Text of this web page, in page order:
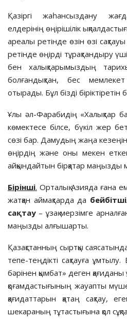
Қазіргі жаһансыздану
елдерінің өңірі­ші­­­лік
ареалы ретінде өзін өзі
ретінде өңір­ді тұрақтандыру
бен халықтарымыз­дың
болған­дық­тан, бес
отырады. Бұл бізді бірік­ті­ретін
Ұлы әл-Фарабидің «Халықтар
кө­мек­тесе білсе, бүкіл жер
сөзі бар. Дамудың жаңа
өңірдің және оны мекен
айқындай­тын бірқа­тар маңызды
Бірінші. Орталық Азияда ғана
жат­қан аймақтарда да
сақтау – ұзақ мер­зім­ге
маңыз­ды алғышарты.
Қазақстанның сыртқы
тепе-теңдікті сақтауға
бәрінен қым­бат» деген
қоғамдастығының жауапты
қағидаттарын қатаң сақтау,
шека­раның тұтастығына қол